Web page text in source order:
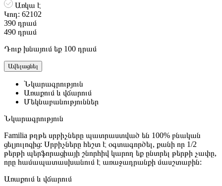
Առկա է
Կոդ: 62102
390 դրամ
490 դրամ
Դուք խնայում եք 100 դրամ
Ավելացնել
Նկարագրություն
Առաքում և վճարում
Մեկնաբանություններ
Նկարագրություն
Familia թղթե սրբիչները պատրաստված են 100% բնական
ցելյուլոզից: Սրբիչները հեշտ է օգտագործել, քանի որ 1/2
թերթի պերֆորացիայի շնորհիվ կարող եք ընտրել թերթի չափը,
որը համապատասխանում է առաջադրանքի մասշտաբին:
Առաքում և վճարում